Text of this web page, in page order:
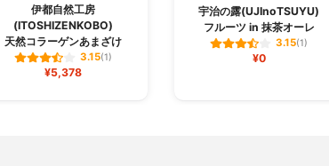
伊都自然工房
(ITOSHIZENKOBO)
天然コラーゲンあまざけ
3.15(1)
¥5,378
宇治の露(UJInoTSUYU)
フルーツ in 抹茶オーレ
3.15(1)
¥0